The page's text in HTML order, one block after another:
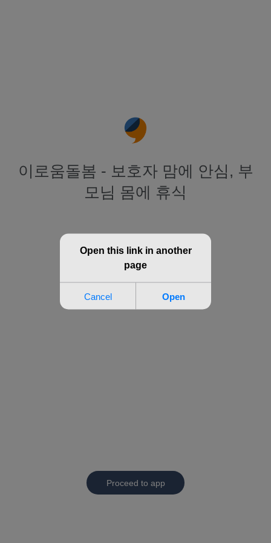
이로움돌봄 - 보호자 맘에 안심, 부
모님 몸에 휴식
Proceed to app